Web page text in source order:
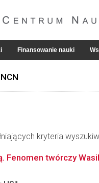
Finansowanie nauki
kryteria
Fenomen twórczy